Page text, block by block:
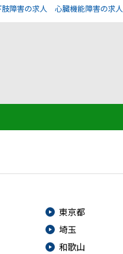
肢障害の求人 心臓機能障害の求人
東京都
埼玉
和歌山